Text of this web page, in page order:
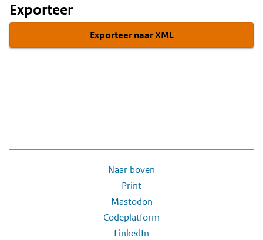
Exporteer
Exporteer naar XML
Naar boven
Print
Mastodon
Codeplatform
LinkedIn